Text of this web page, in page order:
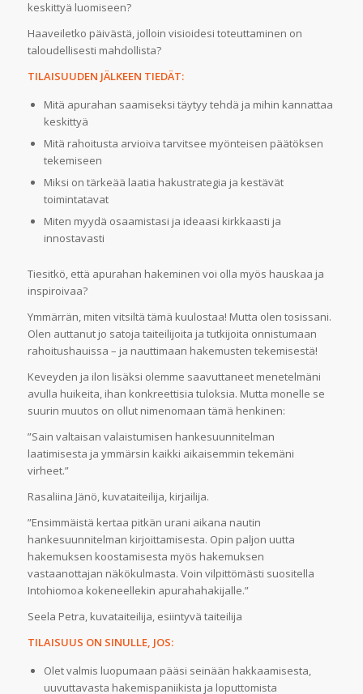
keskittyä luomiseen?
Haaveiletko päivästä, jolloin visioidesi toteuttaminen on
taloudellisesti mahdollista?
TILAISUUDEN JÄLKEEN TIEDÄT:
Mitä apurahan saamiseksi täytyy tehdä ja mihin kannattaa
keskittyä
Mitä rahoitusta arvioiva tarvitsee myönteisen päätöksen
tekemiseen
Miksi on tärkeää laatia hakustrategia ja kestävät
toimintatavat
Miten myydä osaamistasi ja ideaasi kirkkaasti ja
innostavasti
Tiesitkö, että apurahan hakeminen voi olla myös hauskaa ja
inspiroivaa?
Ymmärrän, miten vitsiltä tämä kuulostaa! Mutta olen tosissani.
Olen auttanut jo satoja taiteilijoita ja tutkijoita onnistumaan
rahoitushauissa – ja nauttimaan hakemusten tekemisestä!
Keveyden ja ilon lisäksi olemme saavuttaneet menetelmäni
avulla huikeita, ihan konkreettisia tuloksia. Mutta monelle se
suurin muutos on ollut nimenomaan tämä henkinen:
”Sain valtaisan valaistumisen hankesuunnitelman
laatimisesta ja ymmärsin kaikki aikaisemmin tekemäni
virheet.”
Rasaliina Jänö, kuvataiteilija, kirjailija.
”Ensimmäistä kertaa pitkän urani aikana nautin
hankesuunnitelman kirjoittamisesta. Opin paljon uutta
hakemuksen koostamisesta myös hakemuksen
vastaanottajan näkökulmasta. Voin vilpittömästi suositella
Intohiomoa kokeneellekin apurahahakijalle.”
Seela Petra, kuvataiteilija, esiintyvä taiteilija
TILAISUUS ON SINULLE, JOS:
Olet valmis luopumaan pääsi seinään hakkaamisesta,
uuvuttavasta hakemispaniikista ja loputtomista